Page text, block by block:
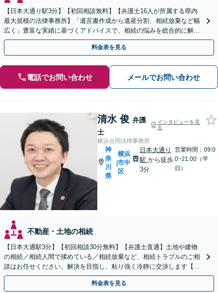
【日本大通り駅3分】【初回相談無料】【弁護士16人が所属する県内
最大規模の法律事務所】「遺言書作成から遺産分割、相続放棄など幅
広く」豊富な実績に基づくアドバイスで、相続の悩みを総合的に解決
へ導く「相続登記義務化に対応」【WEB面談対応】
料金表を見る
電話でお問い合わせ メールでお問い合わせ
清水 俊 弁護
士
インタビューを見
る
横浜合同法律事務所
神
奈
川
県
|
横浜
市中
区
日本大通り
駅 から徒歩
3分
営業時間：09:0
0~21:00（平
日）
不動産・土地の相続
【日本大通駅3分】【初回相談30分無料】【弁護士直通】土地や建物
の相続／相続人間で揉めている／相続放棄など、相続トラブルのご相
談はお任せください。解決を目指し、粘り強く冷静に交渉します【当
日・夜間・土日相談可】遺言書作成もお任せください
料金表を見る